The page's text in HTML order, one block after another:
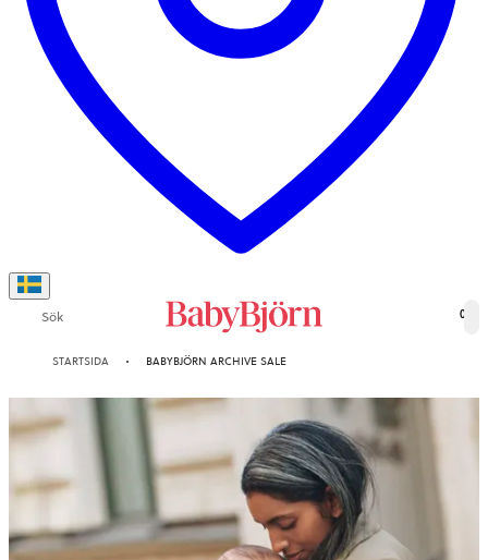
Sök 0
STARTSIDA BABYBJÖRN ARCHIVE SALE